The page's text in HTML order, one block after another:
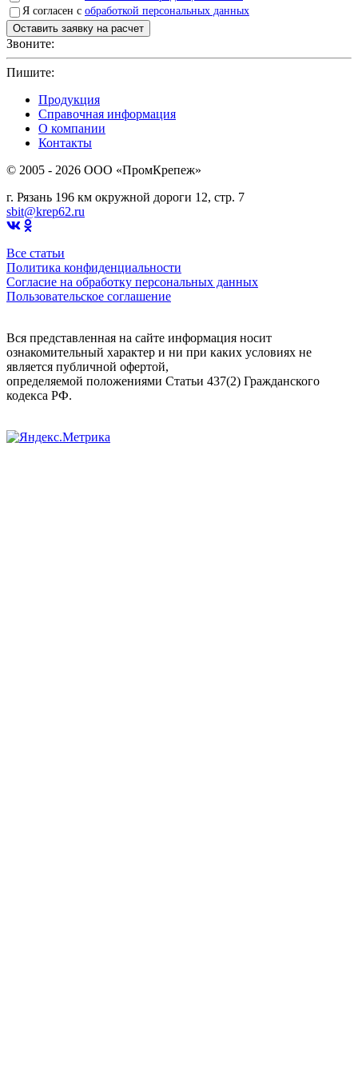
Я согласен с обработкой персональных данных
Звоните:
Пишите:
Продукция
Справочная информация
О компании
Контакты
© 2005 - 2026 OOO «ПромКрепеж»
г. Рязань 196 км окружной дороги 12, стр. 7
sbit@krep62.ru
Все статьи
Политика конфиденциальности
Согласие на обработку персональных данных
Пользовательское соглашение
Вся представленная на сайте информация носит
ознакомительный характер и ни при каких условиях не
является публичной офертой,
определяемой положениями Статьи 437(2) Гражданского
кодекса РФ.